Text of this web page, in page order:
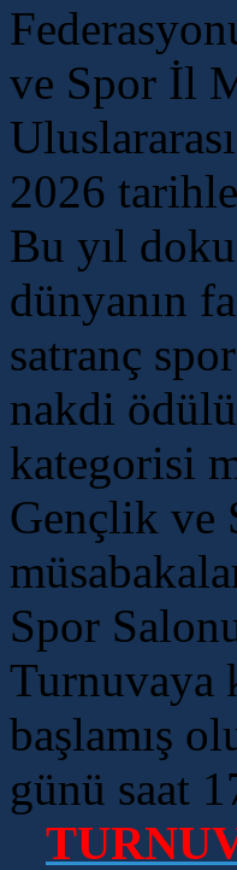
ve Spor İl
2026
Bu yıl
dünyanın
satranç
nakdi
kategorisi
Gençlik ve
Spor
Turnuvaya
başlamış
günü saat